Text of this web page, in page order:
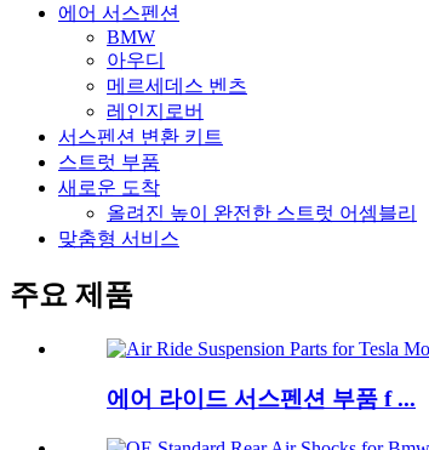
에어 서스펜션
BMW
아우디
메르세데스 벤츠
레인지로버
서스펜션 변환 키트
스트럿 부품
새로운 도착
올려진 높이 완전한 스트럿 어셈블리
맞춤형 서비스
주요 제품
에어 라이드 서스펜션 부품 f ...